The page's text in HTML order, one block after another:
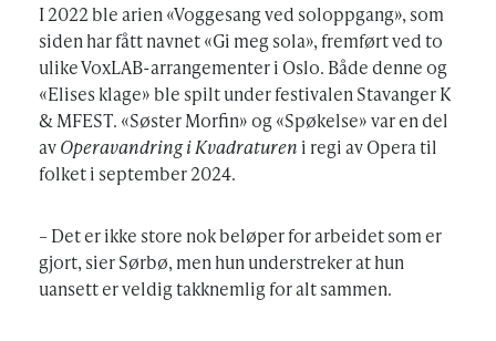
I 2022 ble arien «Voggesang ved soloppgang», som
siden har fått navnet «Gi meg sola», fremført ved to
ulike VoxLAB-arrangementer i Oslo. Både denne og
«Elises klage» ble spilt under festivalen Stavanger K
& MFEST. «Søster Morfin» og «Spøkelse» var en del
avOperavandring i Kvadraturen i regi av Opera til
folket i september 2024.
– Det er ikke store nok beløper for arbeidet som er
gjort, sier Sørbø, men hun understreker at hun
uansett er veldig takknemlig for alt sammen.